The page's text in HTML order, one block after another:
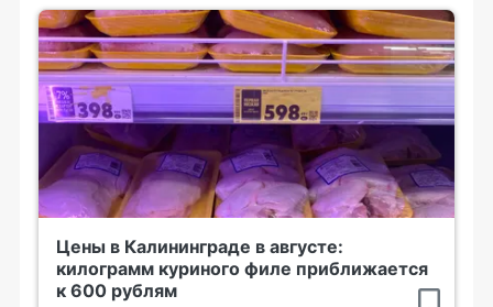
Цены в Калининграде в августе:
килограмм куриного филе приближается
к 600 рублям